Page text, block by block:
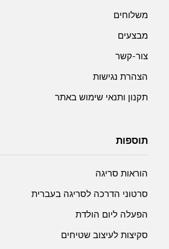
משלוחים
מבצעים
צור-קשר
הצהרת נגישות
תקנון ותנאי שימוש באתר
תוספות
הוראות סריגה
סרטוני הדרכה לסריגה בעברית
הפעלה ליום הולדת
סקיצות לעיצוב שטיחים